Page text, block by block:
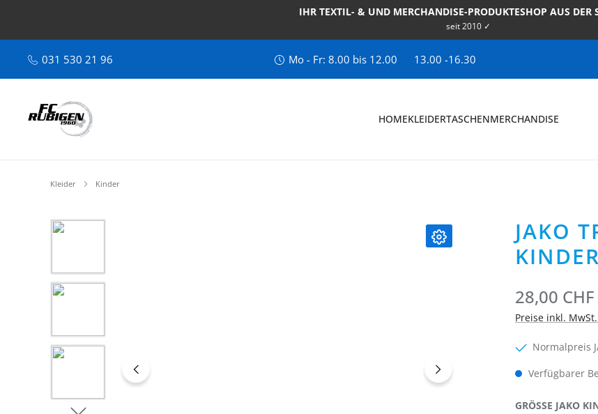
IHR TEXTIL- & UND MERCHANDISE-PRODUKTESHOP AUS DER
seit 2010 ✓
031 530 21 96 Mo - Fr: 8.00 bis 12.00 13.00 -16.30
HOMEKLEIDERTASCHENMERCHANDISE
Kleider Kinder
Bildergalerie überspringen
JAKO
28,00 CHF
Preise inkl.
Normalpreis
Verfügbarer
GRÖSSE JAKO